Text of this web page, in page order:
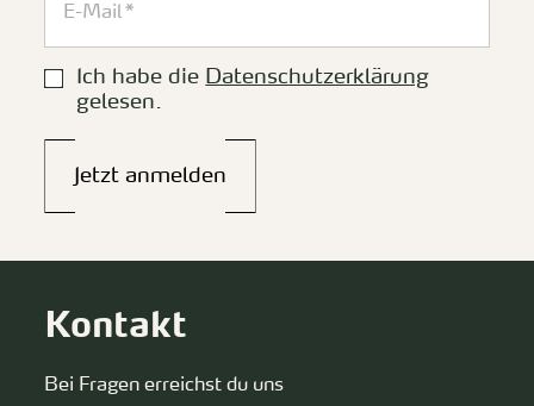
Ich habe die Datenschutzerklärung
gelesen.
Jetzt anmelden
Kontakt
Bei Fragen erreichst du uns